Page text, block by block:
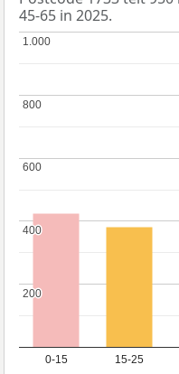
45-65 in 2025.
0-15 15-25
200
200
400
400
600
600
800
800
1.000
1.000